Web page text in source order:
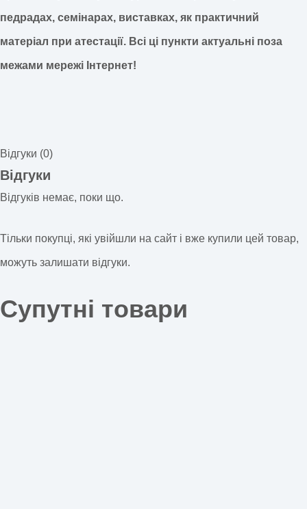
педрадах, семінарах, виставках, як практичний
матеріал при атестації. Всі ці пункти актуальні поза
межами мережі Інтернет!
Відгуки (0)
Відгуки
Відгуків немає, поки що.
Тільки покупці, які увійшли на сайт і вже купили цей товар,
можуть залишати відгуки.
Супутні товари